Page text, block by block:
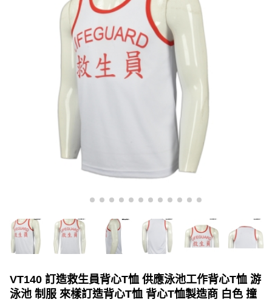
VT140 訂造救生員背心T恤 供應泳池工作背心T恤 游
泳池 制服 來樣訂造背心T恤 背心T恤製造商 白色 撞